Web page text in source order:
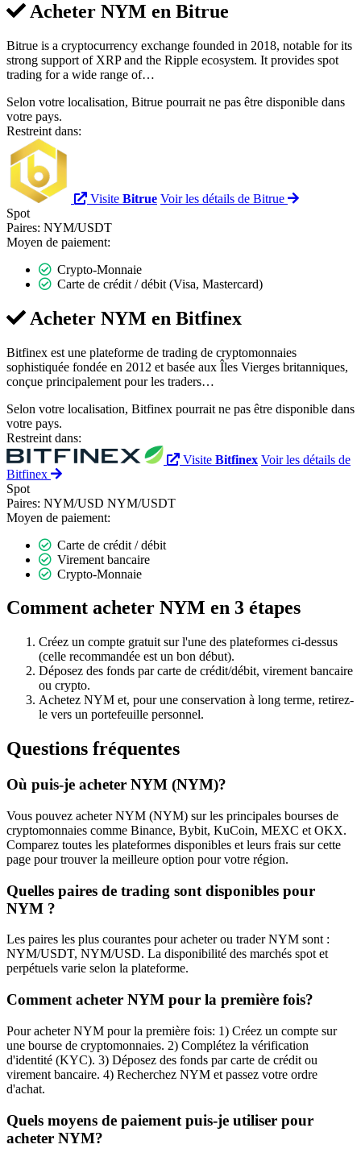
Acheter NYM en Bitrue
Bitrue is a cryptocurrency exchange founded in 2018, notable for its
strong support of XRP and the Ripple ecosystem. It provides spot
trading for a wide range of…
Selon votre localisation, Bitrue pourrait ne pas être disponible dans
votre pays.
Restreint dans:
Visite Bitrue Voir les détails de Bitrue
Spot
Paires: NYM/USDT
Moyen de paiement:
Crypto-Monnaie
Carte de crédit / débit (Visa, Mastercard)
Acheter NYM en Bitfinex
Bitfinex est une plateforme de trading de cryptomonnaies
sophistiquée fondée en 2012 et basée aux Îles Vierges britanniques,
conçue principalement pour les traders…
Selon votre localisation, Bitfinex pourrait ne pas être disponible dans
votre pays.
Restreint dans:
Visite Bitfinex Voir les détails de
Bitfinex
Spot
Paires: NYM/USD NYM/USDT
Moyen de paiement:
Carte de crédit / débit
Virement bancaire
Crypto-Monnaie
Comment acheter NYM en 3 étapes
Créez un compte gratuit sur l'une des plateformes ci-dessus
(celle recommandée est un bon début).
Déposez des fonds par carte de crédit/débit, virement bancaire
ou crypto.
Achetez NYM et, pour une conservation à long terme, retirez-
le vers un portefeuille personnel.
Questions fréquentes
Où puis-je acheter NYM (NYM)?
Vous pouvez acheter NYM (NYM) sur les principales bourses de
cryptomonnaies comme Binance, Bybit, KuCoin, MEXC et OKX.
Comparez toutes les plateformes disponibles et leurs frais sur cette
page pour trouver la meilleure option pour votre région.
Quelles paires de trading sont disponibles pour
NYM ?
Les paires les plus courantes pour acheter ou trader NYM sont :
NYM/USDT, NYM/USD. La disponibilité des marchés spot et
perpétuels varie selon la plateforme.
Comment acheter NYM pour la première fois?
Pour acheter NYM pour la première fois: 1) Créez un compte sur
une bourse de cryptomonnaies. 2) Complétez la vérification
d'identité (KYC). 3) Déposez des fonds par carte de crédit ou
virement bancaire. 4) Recherchez NYM et passez votre ordre
d'achat.
Quels moyens de paiement puis-je utiliser pour
acheter NYM?